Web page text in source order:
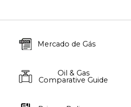
Mercado de Gás
Oil & Gas
Comparative Guide